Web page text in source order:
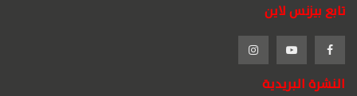
تابع بيزنس لاين
النشرة البريدية